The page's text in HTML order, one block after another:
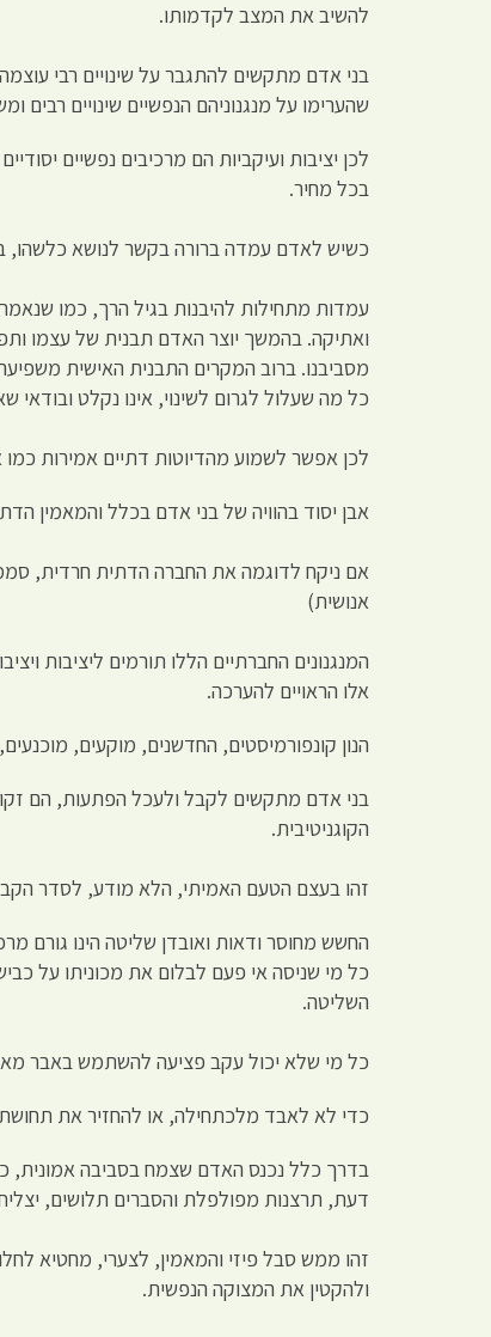
להשיב את המצב לקדמותו.
בני אדם מתקשים להתגבר על שינויים רבי
שהערימו על מנגנוניהם הנפשיים שינויים
לכן יציבות ועיקביות הם מרכיבים נפשיים
בכל מחיר.
כשיש לאדם עמדה ברורה בקשר לנושא כלשהו,
עמדות מתחילות להיבנות בגיל הרך, כמו
ואתיקה. בהמשך יוצר האדם תבנית של עצמו
מסביבנו. ברוב המקרים התבנית האישית
כל מה שעלול לגרום לשינוי, אינו נקלט ובודאי
לכן אפשר לשמוע מהדיוטות דתיים אמירות כמו
אבן יסוד בהוויה של בני אדם בכלל והמאמין
אם ניקח לדוגמה את החברה הדתית חרדית,
אנושית)
המנגנונים החברתיים הללו תורמים ליציבות
אלו הראויים להערכה.
הנון קונפורמיסטים, החדשנים, מוקעים,
בני אדם מתקשים לקבל ולעכל הפתעות, הם
הקוגניטיבית.
זהו בעצם הטעם האמיתי, הלא מודע, לסדר
החשש מחוסר ודאות ואובדן שליטה הינו גורם
כל מי שניסה אי פעם לבלום את מכוניתו על
השליטה.
כל מי שלא יכול עקב פציעה להשתמש באבר
כדי לא לאבד מלכתחילה, או להחזיר את תחושת
בדרך כלל נכנס האדם שצמח בסביבה אמונית,
דעת, תרצנות מפולפלת והסברים תלושים,
זהו ממש סבל פיזי והמאמין, לצערי, מחטיא
ולהקטין את המצוקה הנפשית.